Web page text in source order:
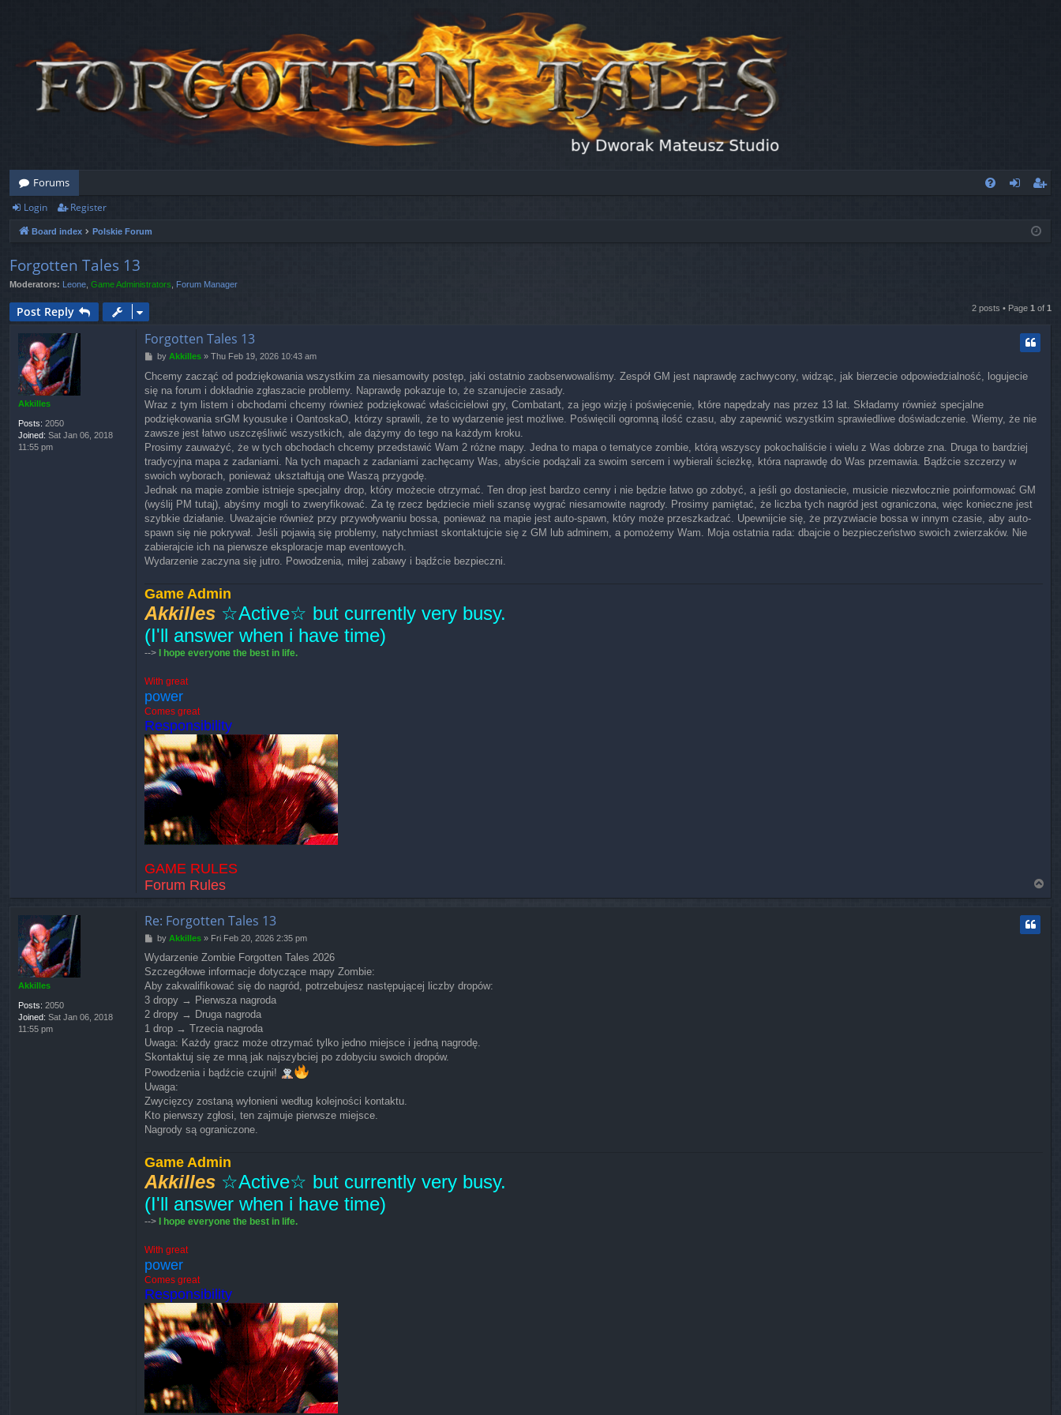
Forums
ist
Login Register
Board index Polskie Forum
Forgotten Tales 13
Moderators: Leone Game Administrators Forum Manager
Post Reply 2 posts • Page 1 of 1
Akkilles
Posts: 2050
Joined: Sat Jan 06, 2018
11:55 pm
Forgotten Tales 13
P
s
t
by Akkilles» Thu Feb 19, 2026 10:43 am
Chcemy zacząć od podziękowania wszystkim za niesamowity postęp, jaki ostatnio zaobserwowaliśmy. Zespół GM jest naprawdę zachwycony, widząc, jak bierzecie odpowiedzialność, logujecie
się na forum i dokładnie zgłaszacie problemy. Naprawdę pokazuje to, że szanujecie zasady.
Wraz z tym listem i obchodami chcemy również podziękować właścicielowi gry, Combatant, za jego wizję i poświęcenie, które napędzały nas przez 13 lat. Składamy również specjalne
podziękowania srGM kyousuke i OantoskaO, którzy sprawili, że to wydarzenie jest możliwe. Poświęcili ogromną ilość czasu, aby zapewnić wszystkim sprawiedliwe doświadczenie. Wiemy, że nie
zawsze jest łatwo uszczęśliwić wszystkich, ale dążymy do tego na każdym kroku.
Prosimy zauważyć, że w tych obchodach chcemy przedstawić Wam 2 różne mapy. Jedna to mapa o tematyce zombie, którą wszyscy pokochaliście i wielu z Was dobrze zna. Druga to bardziej
tradycyjna mapa z zadaniami. Na tych mapach z zadaniami zachęcamy Was, abyście podążali za swoim sercem i wybierali ścieżkę, która naprawdę do Was przemawia. Bądźcie szczerzy w
swoich wyborach, ponieważ ukształtują one Waszą przygodę.
Jednak na mapie zombie istnieje specjalny drop, który możecie otrzymać. Ten drop jest bardzo cenny i nie będzie łatwo go zdobyć, a jeśli go dostaniecie, musicie niezwłocznie poinformować GM
(wyślij PM tutaj), abyśmy mogli to zweryfikować. Za tę rzecz będziecie mieli szansę wygrać niesamowite nagrody. Prosimy pamiętać, że liczba tych nagród jest ograniczona, więc konieczne jest
szybkie działanie. Uważajcie również przy przywoływaniu bossa, ponieważ na mapie jest auto-spawn, który może przeszkadzać. Upewnijcie się, że przyzwiacie bossa w innym czasie, aby auto-
spawn się nie pokrywał. Jeśli pojawią się problemy, natychmiast skontaktujcie się z GM lub adminem, a pomożemy Wam. Moja ostatnia rada: dbajcie o bezpieczeństwo swoich zwierzaków. Nie
zabierajcie ich na pierwsze eksploracje map eventowych.
Wydarzenie zaczyna się jutro. Powodzenia, miłej zabawy i bądźcie bezpieczni.
Game Admin
Akkilles ☆Active☆ but currently very busy.
(I'll answer when i have time)
--> I hope everyone the best in life.
With great
power
Comes great
Responsibility
GAME RULES
Forum Rules
o
Akkilles
Posts: 2050
Joined: Sat Jan 06, 2018
11:55 pm
Re: Forgotten Tales 13
P
s
t
by Akkilles» Fri Feb 20, 2026 2:35 pm
Wydarzenie Zombie Forgotten Tales 2026
Szczegółowe informacje dotyczące mapy Zombie:
Aby zakwalifikować się do nagród, potrzebujesz następującej liczby dropów:
3 dropy → Pierwsza nagroda
2 dropy → Druga nagroda
1 drop → Trzecia nagroda
Uwaga: Każdy gracz może otrzymać tylko jedno miejsce i jedną nagrodę.
Skontaktuj się ze mną jak najszybciej po zdobyciu swoich dropów.
Powodzenia i bądźcie czujni!
Uwaga:
Zwycięzcy zostaną wyłonieni według kolejności kontaktu.
Kto pierwszy zgłosi, ten zajmuje pierwsze miejsce.
Nagrody są ograniczone.
Game Admin
Akkilles ☆Active☆ but currently very busy.
(I'll answer when i have time)
--> I hope everyone the best in life.
With great
power
Comes great
Responsibility